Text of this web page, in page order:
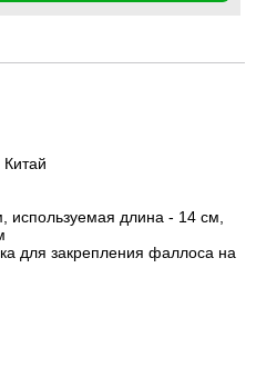
длина - 14 см,
для закрепления фаллоса на